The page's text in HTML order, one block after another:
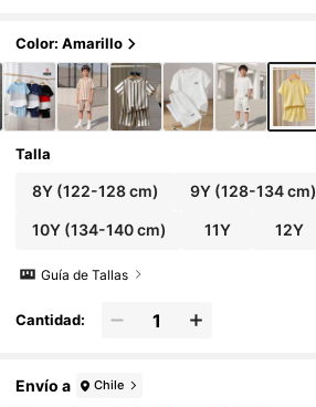
Color: Amarillo
Talla
8Y(122-128 cm) 9Y (128-134 cm)
10Y(134-140 cm) 11Y 12Y
Guía de Tallas
Cantidad:
Envío a Chile